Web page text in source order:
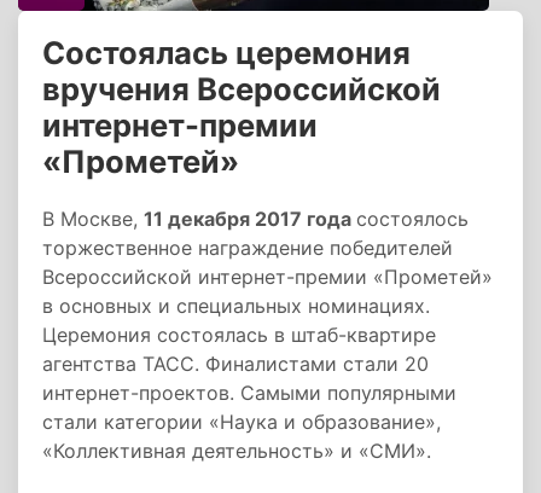
Состоялась церемония
вручения Всероссийской
интернет-премии
«Прометей»
В Москве, 11 декабря 2017 года состоялось
торжественное награждение победителей
Всероссийской интернет-премии «Прометей»
в основных и специальных номинациях.
Церемония состоялась в штаб-квартире
агентства ТАСС. Финалистами стали 20
интернет-проектов. Самыми популярными
стали категории «Наука и образование»,
«Коллективная деятельность» и «СМИ».